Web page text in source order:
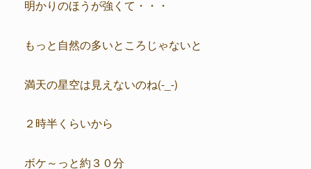
明かりのほうが強くて・・・
もっと自然の多いところじゃないと
満天の星空は見えないのね(-_-)
２時半くらいから
ボケ～っと約３０分